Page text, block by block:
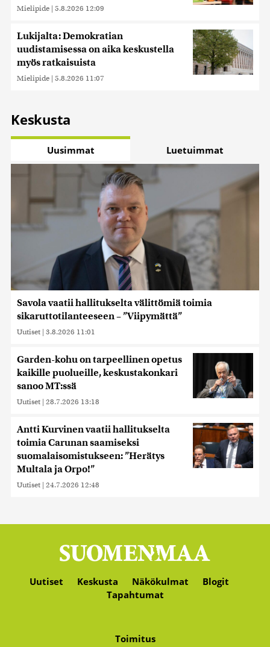
Mielipide | 5.8.2026 12:09
Lukijalta: Demokratian
uudistamisessa on aika keskustella
myös ratkaisuista
Mielipide | 5.8.2026 11:07
Keskusta
Uusimmat Luetuimmat
Savola vaatii hallitukselta välittömiä toimia
sikaruttotilanteeseen – ”Viipymättä”
Uutiset | 3.8.2026 11:01
Garden-kohu on tarpeellinen opetus
kaikille puolueille, keskustakonkari
sanoo MT:ssä
Uutiset | 28.7.2026 13:18
Antti Kurvinen vaatii hallitukselta
toimia Carunan saamiseksi
suomalaisomistukseen: ”Herätys
Multala ja Orpo!”
Uutiset | 24.7.2026 12:48
Uutiset Keskusta Näkökulmat
Blogit
Tapahtumat
Toimitus